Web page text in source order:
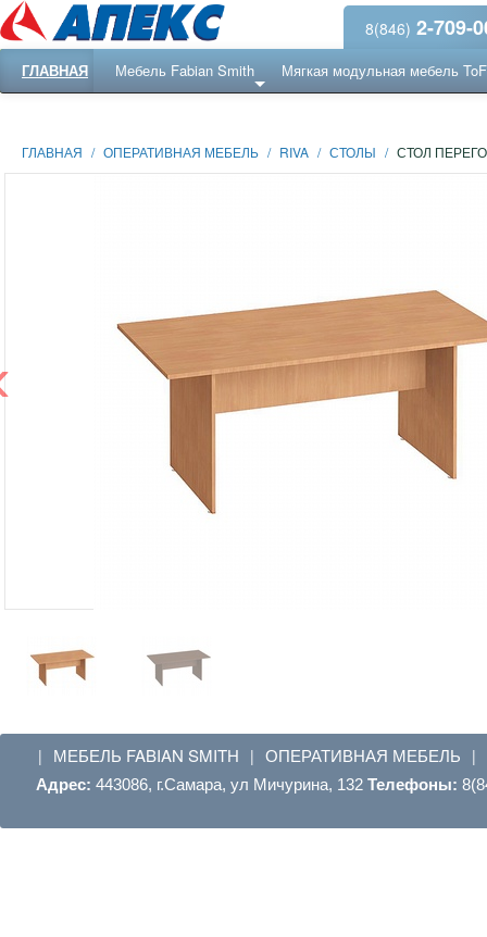
8(846) 2-709-
ГЛАВНАЯ Мебель Fabian Smith Мягкая модульная мебель
ГЛАВНАЯ / ОПЕРАТИВНАЯ МЕБЕЛЬ / RIVA / СТОЛЫ / СТОЛ
| МЕБЕЛЬ FABIAN SMITH | ОПЕРАТИВНАЯ МЕБЕЛЬ |
Адрес: 443086, г.Самара, ул Мичурина, 132 Телефоны: